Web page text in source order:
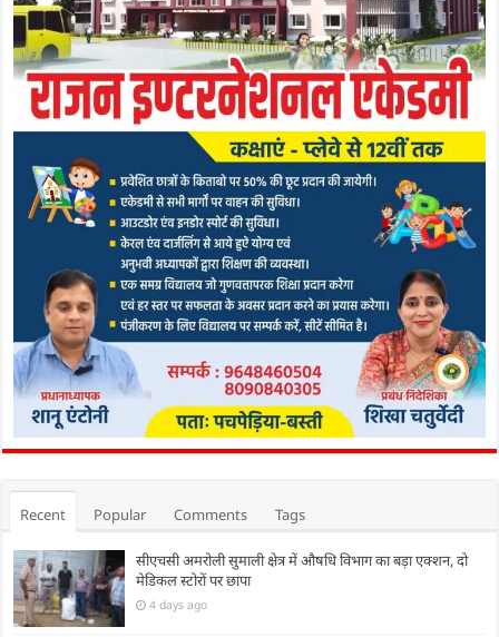
Recent Popular Comments Tags
सीएचसी अमरोली सुमाली क्षेत्र में औषधि विभाग का बड़ा एक्शन, दो
मेडिकल स्टोरों पर छापा
4 days ago